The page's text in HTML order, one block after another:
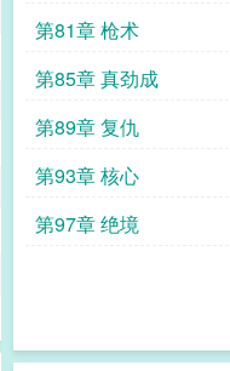
第81章 枪术
第85章 真劲成
第89章 复仇
第93章 核心
第97章 绝境